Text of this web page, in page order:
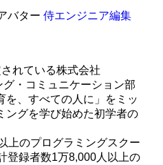
侍エンジニア編集
れている株式会社
・コミュニケーション部
を、すべての人に」をミッ
ングを学び始めた初学者の
上のプログラミングスクー
登録者数1万8,000人以上の